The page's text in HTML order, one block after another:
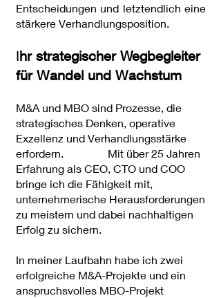
Entscheidungen und letztendlich eine
stärkere Verhandlungsposition.
Ihr strategischer Wegbegleiter
für Wandel und Wachstum
M&A und MBO sind Prozesse, die
strategisches Denken, operative
Exzellenz und Verhandlungsstärke
erfordern. Mit über 25 Jahren
Erfahrung als CEO, CTO und COO
bringe ich die Fähigkeit mit,
unternehmerische Herausforderungen
zu meistern und dabei nachhaltigen
Erfolg zu sichern.
In meiner Laufbahn habe ich zwei
erfolgreiche M&A-Projekte und ein
anspruchsvolles MBO-Projekt